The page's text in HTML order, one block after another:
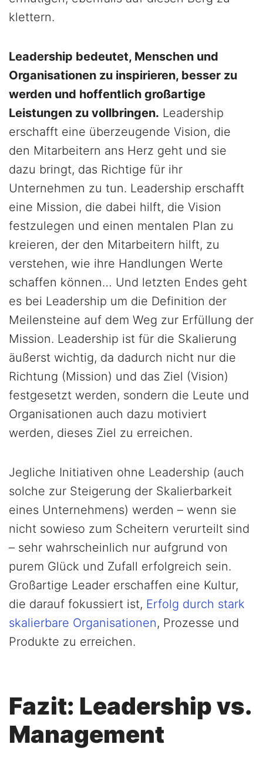
klettern.
Leadership bedeutet, Menschen und
Organisationen zu inspirieren, besser zu
werden und hoffentlich großartige
Leistungen zu vollbringen. Leadership
erschafft eine überzeugende Vision, die
den Mitarbeitern ans Herz geht und sie
dazu bringt, das Richtige für ihr
Unternehmen zu tun. Leadership erschafft
eine Mission, die dabei hilft, die Vision
festzulegen und einen mentalen Plan zu
kreieren, der den Mitarbeitern hilft, zu
verstehen, wie ihre Handlungen Werte
schaffen können… Und letzten Endes geht
es bei Leadership um die Definition der
Meilensteine auf dem Weg zur Erfüllung der
Mission. Leadership ist für die Skalierung
äußerst wichtig, da dadurch nicht nur die
Richtung (Mission) und das Ziel (Vision)
festgesetzt werden, sondern die Leute und
Organisationen auch dazu motiviert
werden, dieses Ziel zu erreichen.
Jegliche Initiativen ohne Leadership (auch
solche zur Steigerung der Skalierbarkeit
eines Unternehmens) werden – wenn sie
nicht sowieso zum Scheitern verurteilt sind
– sehr wahrscheinlich nur aufgrund von
purem Glück und Zufall erfolgreich sein.
Großartige Leader erschaffen eine Kultur,
die darauf fokussiert ist, Erfolg durch stark
skalierbare Organisationen, Prozesse und
Produkte zu erreichen.
Fazit: Leadership vs.
Management